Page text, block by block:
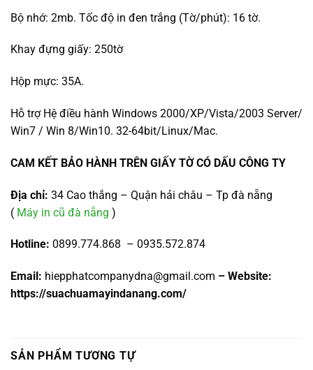
Bộ nhớ: 2mb. Tốc độ in đen trắng (Tờ/phút): 16 tờ.
Khay đựng giấy: 250tờ
Hộp mực: 35A.
Hỗ trợ Hệ điều hành Windows 2000/XP/Vista/2003 Server/
Win7 / Win 8/Win10. 32-64bit/Linux/Mac.
CAM KẾT BẢO HÀNH TRÊN GIẤY TỜ CÓ DẤU CÔNG TY
Địa chỉ: 34 Cao thắng – Quận hải châu – Tp đà nẵng
( Máy in cũ đà nẵng )
Hotline: 0899.774.868 – 0935.572.874
Email: hiepphatcompanydna@gmail.com – Website:
https://suachuamayindanang.com/
SẢN PHẨM TƯƠNG TỰ